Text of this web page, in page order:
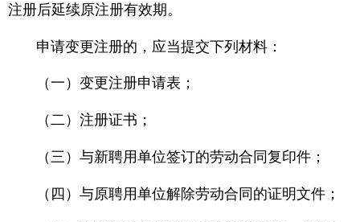
注册后延续原注册有效期。
申请变更注册的，应当提交下列材料：
（一）变更注册申请表；
（二）注册证书；
（三）与新聘用单位签订的劳动合同复印件；
（四）与原聘用单位解除劳动合同的证明文件；